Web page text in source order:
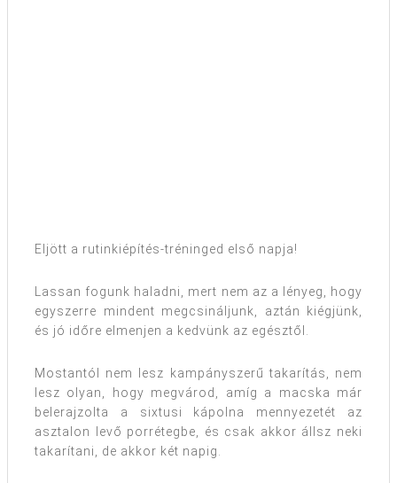
Eljött a rutinkiépítés-tréninged első napja!
Lassan fogunk haladni, mert nem az a lényeg, hogy
egyszerre mindent megcsináljunk, aztán kiégjünk,
és jó időre elmenjen a kedvünk az egésztől.
Mostantól nem lesz kampányszerű takarítás, nem
lesz olyan, hogy megvárod, amíg a macska már
belerajzolta a sixtusi kápolna mennyezetét az
asztalon levő porrétegbe, és csak akkor állsz neki
takarítani, de akkor két napig.